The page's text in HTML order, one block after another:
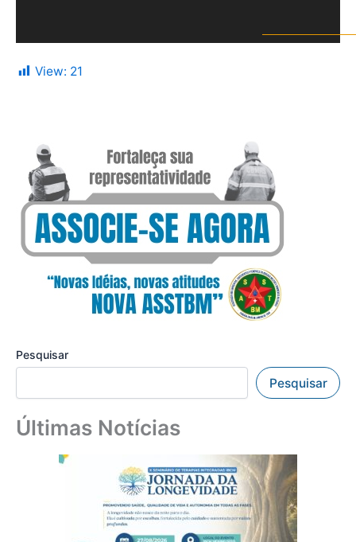
View: 21
Pesquisar
Pesquisar
Últimas Notícias